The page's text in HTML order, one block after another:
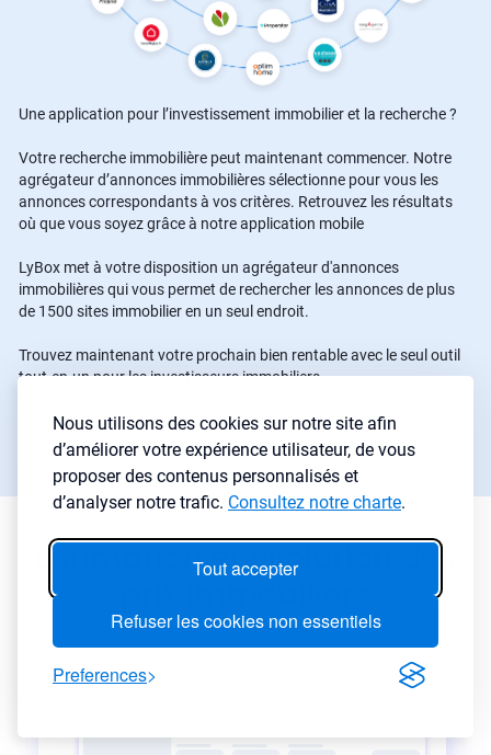
Nous utilisons des cookies sur notre site afin
d’améliorer votre expérience utilisateur, de vous
proposer des contenus personnalisés et
d’analyser notre trafic. Consultez notre charte.
Tout accepter
Refuser les cookies non essentiels
Preferences
Une application pour l’investissement immobilier et la recherche ?
Votre recherche immobilière peut maintenant commencer. Notre
agrégateur d’annonces immobilières sélectionne pour vous les
annonces correspondants à vos critères. Retrouvez les résultats
où que vous soyez grâce à notre application mobile
LyBox met à votre disposition un agrégateur d'annonces
immobilières qui vous permet de rechercher les annonces de plus
de 1500 sites immobilier en un seul endroit.
Trouvez maintenant votre prochain bien rentable avec le seul outil
tout-en-un pour les investisseurs immobiliers.
Commencer une recherche→
Estimation et évolution des